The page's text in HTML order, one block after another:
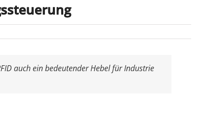
auch ein bedeutender Hebel für Industrie